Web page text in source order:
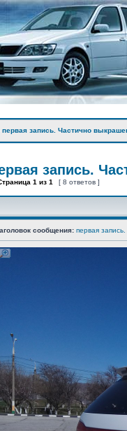
первая запись. Частично
запись.
1 из 1 [ 8 ответов ]
сообщения: первая